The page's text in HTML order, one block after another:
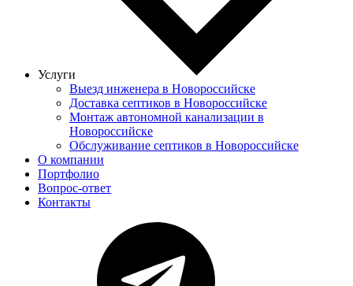
Услуги
Выезд инженера в Новороссийске
Доставка септиков в Новороссийске
Монтаж автономной канализации в
Новороссийске
Обслуживание септиков в Новороссийске
О компании
Портфолио
Вопрос-ответ
Контакты